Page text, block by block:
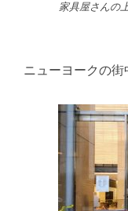
家具屋さんの
ニューヨークの街